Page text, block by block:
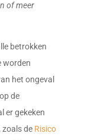
of meer
betrokken
worden
het ongeval
de
er gekeken
zoals de Risico